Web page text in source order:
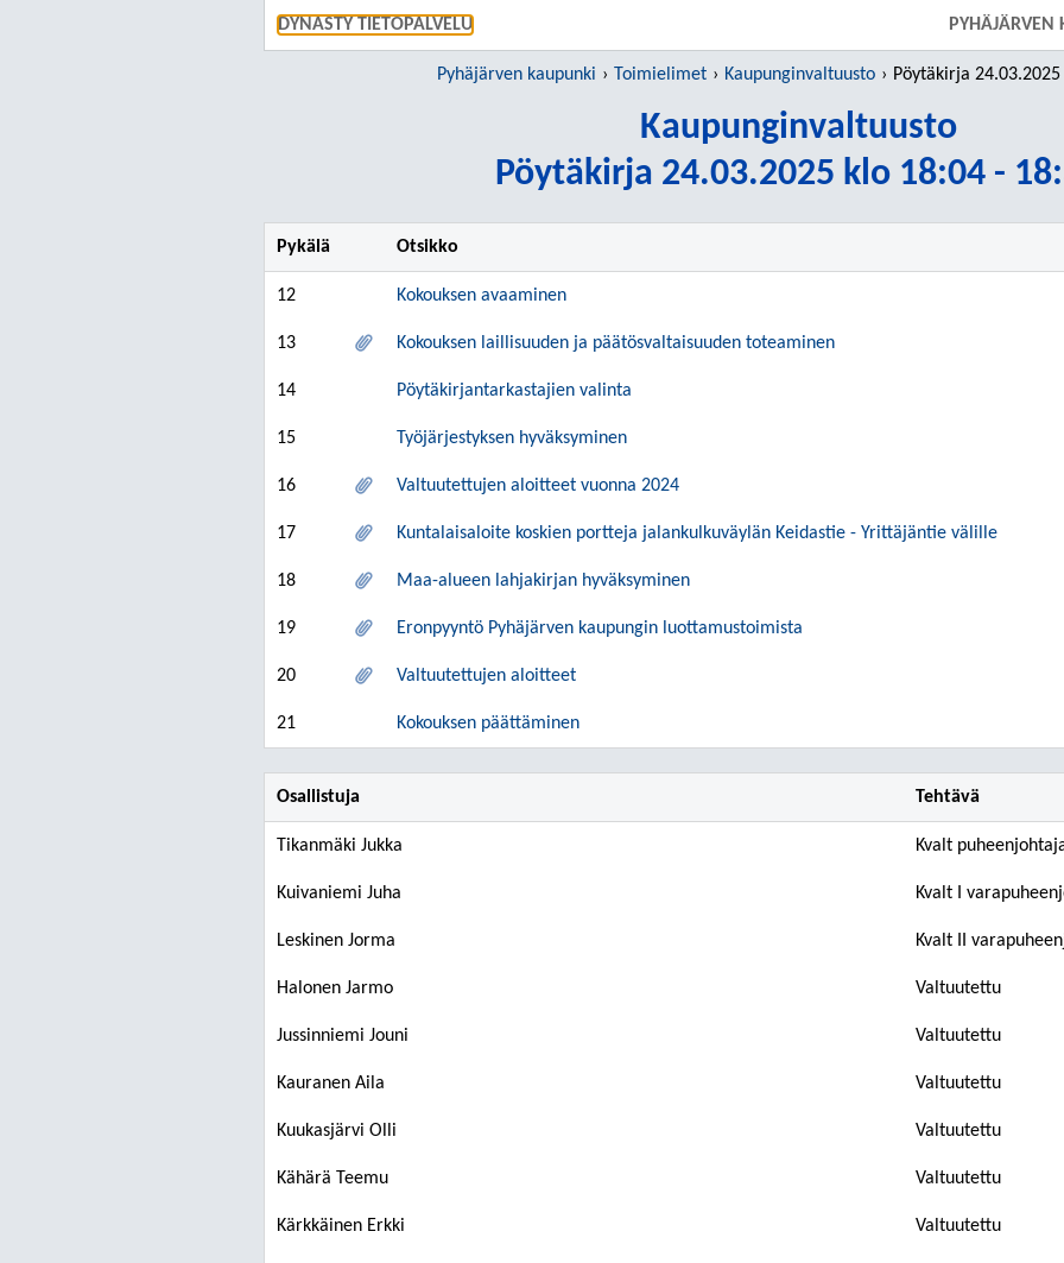
DYNASTY TIETOPALVELU PYHÄJÄRVEN
Pyhäjärven kaupunki Toimielimet Kaupunginvaltuusto Pöytäkirja 24.03.2025 klo
Kaupunginvaltuusto
Pöytäkirja 24.03.2025 klo 18:04 -
Pykälä Otsikko
12 Kokouksen avaaminen
13 Kokouksen laillisuuden ja päätösvaltaisuuden toteaminen
14 Pöytäkirjantarkastajien valinta
15 Työjärjestyksen hyväksyminen
16 Valtuutettujen aloitteet vuonna 2024
17 Kuntalaisaloite koskien portteja jalankulkuväylän Keidastie - Yrittäjäntie välille
18 Maa-alueen lahjakirjan hyväksyminen
19 Eronpyyntö Pyhäjärven kaupungin luottamustoimista
20 Valtuutettujen aloitteet
21 Kokouksen päättäminen
Osallistuja Tehtävä
Tikanmäki Jukka Kvalt
Kuivaniemi Juha Kvalt I
Leskinen Jorma Kvalt II
Halonen Jarmo Valtuutettu
Jussinniemi Jouni Valtuutettu
Kauranen Aila Valtuutettu
Kuukasjärvi Olli Valtuutettu
Kähärä Teemu Valtuutettu
Kärkkäinen Erkki Valtuutettu